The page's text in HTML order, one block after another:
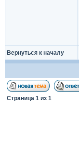
Вернуться к началу
Страница 1 из 1